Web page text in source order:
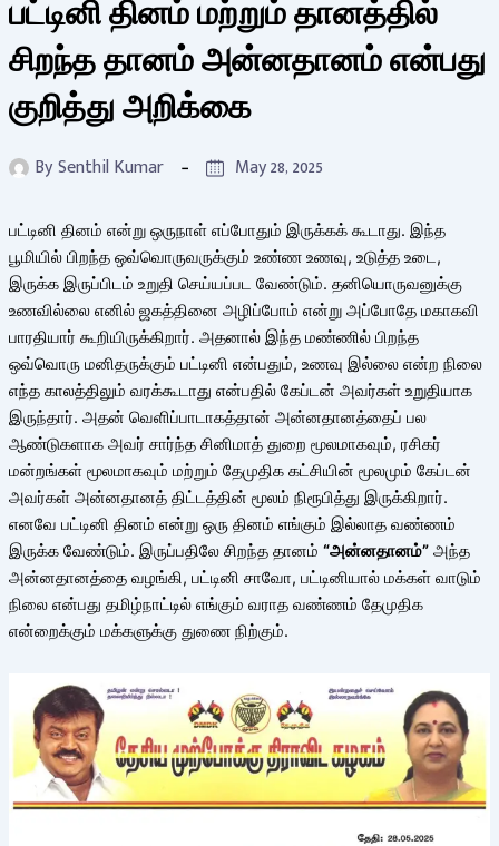
பட்டினி தினம் மற்றும் தானத்தில்
சிறந்த தானம் அன்னதானம் என்பது
குறித்து அறிக்கை
BySenthil Kumar May 28, 2025
பட்டினி தினம் என்று ஒருநாள் எப்போதும் இருக்கக் கூடாது. இந்த
பூமியில் பிறந்த ஒவ்வொருவருக்கும் உண்ண உணவு, உடுத்த உடை,
இருக்க இருப்பிடம் உறுதி செய்யப்பட வேண்டும். தனியொருவனுக்கு
உணவில்லை எனில் ஜகத்தினை அழிப்போம் என்று அப்போதே மகாகவி
பாரதியார் கூறியிருக்கிறார். அதனால் இந்த மண்ணில் பிறந்த
ஒவ்வொரு மனிதருக்கும் பட்டினி என்பதும், உணவு இல்லை என்ற நிலை
எந்த காலத்திலும் வரக்கூடாது என்பதில் கேப்டன் அவர்கள் உறுதியாக
இருந்தார். அதன் வெளிப்பாடாகத்தான் அன்னதானத்தைப் பல
ஆண்டுகளாக அவர் சார்ந்த சினிமாத் துறை மூலமாகவும், ரசிகர்
மன்றங்கள் மூலமாகவும் மற்றும் தேமுதிக கட்சியின் மூலமும் கேப்டன்
அவர்கள் அன்னதானத் திட்டத்தின் மூலம் நிரூபித்து இருக்கிறார்.
எனவே பட்டினி தினம் என்று ஒரு தினம் எங்கும் இல்லாத வண்ணம்
இருக்க வேண்டும். இருப்பதிலே சிறந்த தானம் “அன்னதானம்”அந்த
அன்னதானத்தை வழங்கி, பட்டினி சாவோ, பட்டினியால் மக்கள் வாடும்
நிலை என்பது தமிழ்நாட்டில் எங்கும் வராத வண்ணம் தேமுதிக
என்றைக்கும் மக்களுக்கு துணை நிற்கும்.